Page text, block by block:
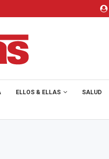
ELLOS & ELLAS SALUD